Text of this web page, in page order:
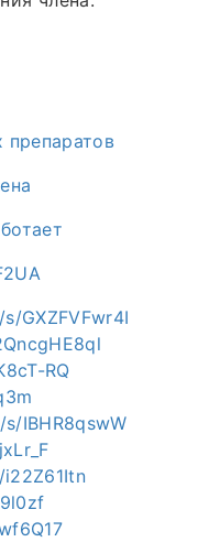
препаратов
GXZFVFwr4I
RQ
IBHR8qswW